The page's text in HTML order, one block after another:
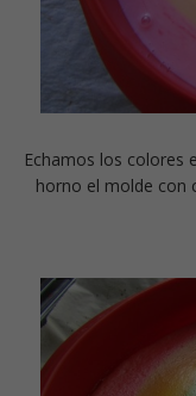
Echamos los colores
horno el molde con